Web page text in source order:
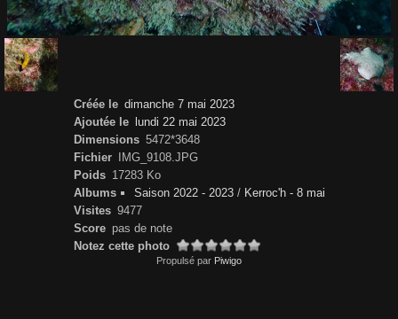
Créée le dimanche 7 mai 2023
Ajoutée le
lundi 22 mai 2023
Dimensions 5472*3648
Fichier
IMG_9108.JPG
Poids 17283 Ko
Albums
Saison 2022 - 2023/ Kerroc'h - 8 mai
Visites 9477
Score pas de note
Notez cette photo
Propulsé par Piwigo